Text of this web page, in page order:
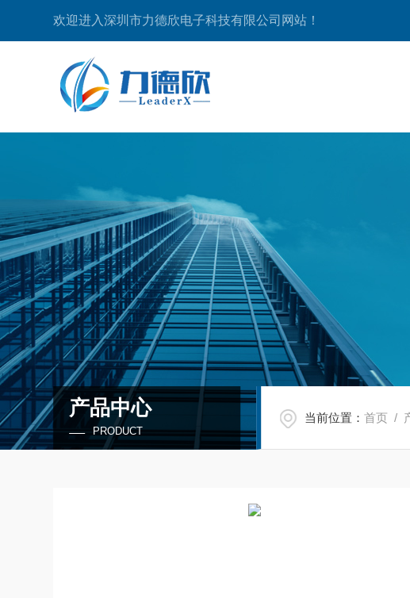
欢迎进入深圳市力德欣电子科技有限公司网站！
产品中心
PRODUCT
当前位置：首页 /